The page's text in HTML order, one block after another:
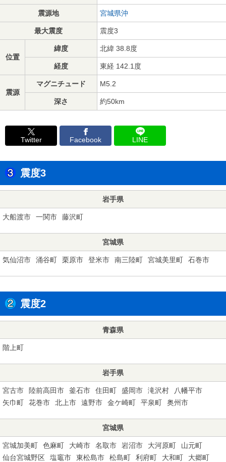
震源地 宮城県沖
最大震度 震度3
位置
緯度 北緯 38.8度
経度 東経 142.1度
震源
マグニチュード M5.2
深さ 約50km
Twitter Facebook LINE
震度3
岩手県
大船渡市 一関市 藤沢町
宮城県
気仙沼市 涌谷町 栗原市 登米市 南三陸町 宮城美里町 石巻市
震度2
青森県
階上町
岩手県
宮古市 陸前高田市 釜石市 住田町 盛岡市 滝沢村
八幡平市
矢巾町
花巻市 北上市 遠野市 金ケ崎町 平泉町 奥州市
宮城県
宮城加美町 色麻町 大崎市 名取市 岩沼市 大河原町
山元町
仙台宮城野区
塩竈市 東松島市 松島町 利府町 大和町
大郷町